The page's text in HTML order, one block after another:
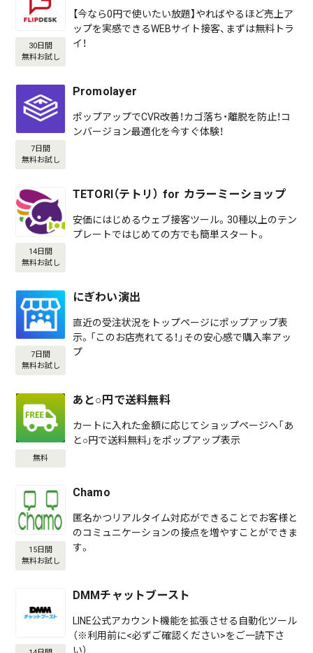
30日間
無料お試し
【今なら0円で使いたい放題】やればやるほど売上ア
ップを実感できるWEBサイト接客、まずは無料トラ
イ！
7日間
無料お試し
Promolayer
ポップアップでCVR改善！カゴ落ち・離脱を防止！コ
ンバージョン最適化を今すぐ体験！
14日間
無料お試し
TETORI（テトリ） for カラーミーショップ
安価にはじめるウェブ接客ツール。30種以上のテン
プレートではじめての方でも簡単スタート。
7日間
無料お試し
にぎわい演出
直近の受注状況をトップページにポップアップ表
示。「このお店売れてる！」その安心感で購入率アッ
プ
無料
あと○円で送料無料
カートに入れた金額に応じてショップページへ「あ
と○円で送料無料」をポップアップ表示
15日間
無料お試し
Chamo
匿名かつリアルタイム対応ができることでお客様と
のコミュニケーションの接点を増やすことができま
す。
DMMチャットブースト
LINE公式アカウント機能を拡張させる自動化ツール
（※利用前に<必ずご確認ください>をご一読下さ
い）